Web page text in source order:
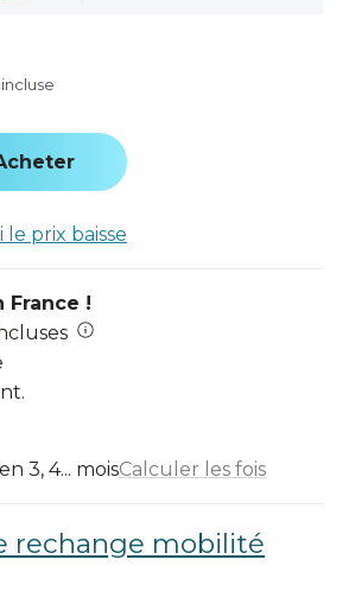
incluse
le prix baisse
France !
3, 4... moisCalculer les fois
rechange mobilité